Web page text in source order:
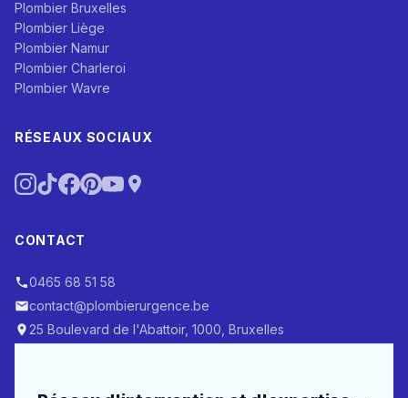
Plombier Bruxelles
Plombier Liège
Plombier Namur
Plombier Charleroi
Plombier Wavre
RÉSEAUX SOCIAUX
CONTACT
0465 68 51 58
contact@plombierurgence.be
25 Boulevard de l'Abattoir, 1000, Bruxelles